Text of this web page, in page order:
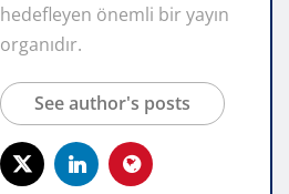
hedefleyen önemli bir yayın
organıdır.
See author's posts